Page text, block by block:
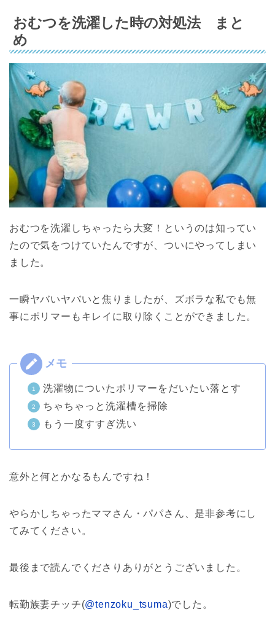
おむつを洗濯した時の対処法 まと
め
おむつを洗濯しちゃったら大変！というのは知ってい
たので気をつけていたんですが、ついにやってしまい
ました。
一瞬ヤバいヤバいと焦りましたが、ズボラな私でも無
事にポリマーもキレイに取り除くことができました。
洗濯物についたポリマーをだいたい落とす
ちゃちゃっと洗濯槽を掃除
もう一度すすぎ洗い
意外と何とかなるもんですね！
やらかしちゃったママさん・パパさん、是非参考にし
てみてください。
最後まで読んでくださりありがとうございました。
転勤族妻チッチ(@tenzoku_tsuma)でした。